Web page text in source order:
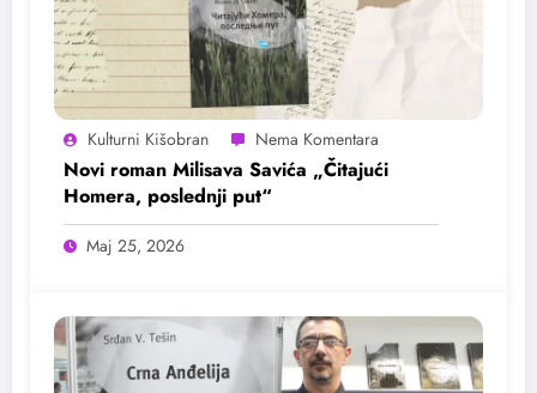
Kulturni Kišobran
Novi roman Milisava Savića „Čitajući
Homera, poslednji put“
Maj 25, 2026